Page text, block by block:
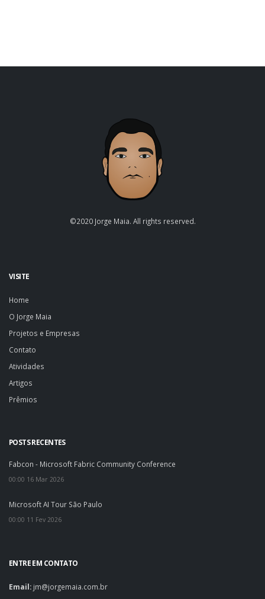
©2020 Jorge Maia. All rights reserved.
VISITE
Home
O Jorge Maia
Projetos e Empresas
Contato
Atividades
Artigos
Prêmios
POSTS RECENTES
Fabcon - Microsoft Fabric Community Conference
00:00 16 Mar 2026
Microsoft AI Tour São Paulo
00:00 11 Fev 2026
ENTRE EM CONTATO
Email: jm@jorgemaia.com.br